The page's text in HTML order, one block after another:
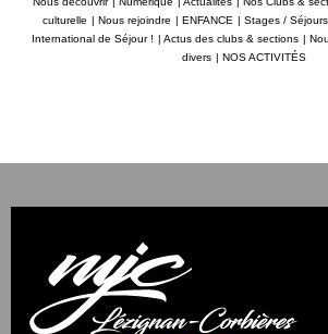
culturelle
Nous rejoindre ENFANCE Stages / Séjours
International de Séjour !
Actus des clubs & sections
divers
NOS ACTIVITÉS